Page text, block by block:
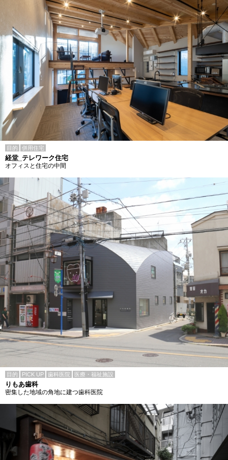
目的 併用住宅
経堂_テレワーク住宅
オフィスと住宅の中間
目的 PICK UP 歯科医院 医療・福祉施設
りもあ歯科
密集した地域の角地に建つ歯科医院